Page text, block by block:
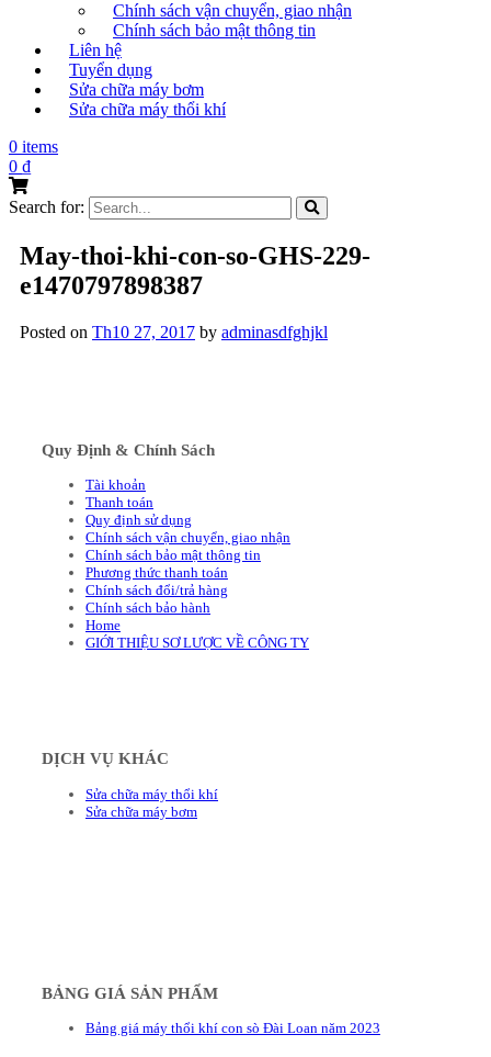
Chính sách vận chuyển, giao nhận
Chính sách bảo mật thông tin
Liên hệ
Tuyển dụng
Sửa chữa máy bơm
Sửa chữa máy thổi khí
0 items
0 ₫
Search for:
May-thoi-khi-con-so-GHS-229-
e1470797898387
Posted on Th10 27, 2017 by adminasdfghjkl
Quy Định & Chính Sách
Tài khoản
Thanh toán
Quy định sử dụng
Chính sách vận chuyển, giao nhận
Chính sách bảo mật thông tin
Phương thức thanh toán
Chính sách đổi/trả hàng
Chính sách bảo hành
Home
GIỚI THIỆU SƠ LƯỢC VỀ CÔNG TY
DỊCH VỤ KHÁC
Sửa chữa máy thổi khí
Sửa chữa máy bơm
BẢNG GIÁ SẢN PHẨM
Bảng giá máy thổi khí con sò Đài Loan năm 2023